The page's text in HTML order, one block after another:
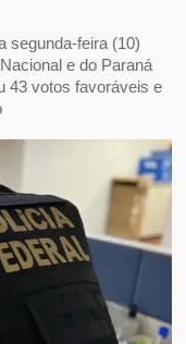
segunda-feira (10)
e do Paraná
43 votos favoráveis e